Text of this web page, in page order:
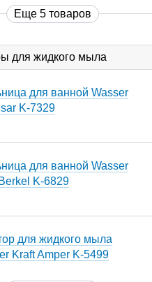
Еще 5 товаров
для жидкого мыла
для ванной Wasser
K-7329
для ванной Wasser
K-6829
для жидкого мыла
Kraft Amper K-5499